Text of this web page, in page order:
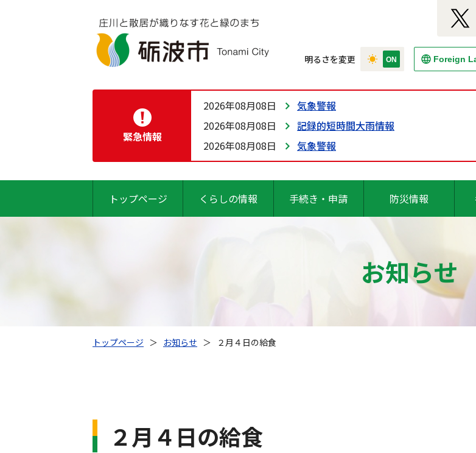
明るさを変更 Foreign
緊急情報
2026年08月08日
気象警報
2026年08月08日
記録的短時間大雨情報
2026年08月08日
気象警報
トップページ くらしの情報 手続き・申請 防災情報
お知らせ
トップページ ＞ お知らせ ＞ ２月４日の給食
２月４日の給食